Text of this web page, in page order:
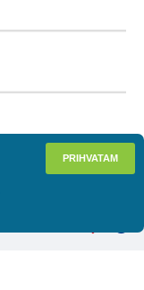
PRIHVATAM